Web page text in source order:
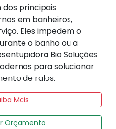
dos principais
em banheiros,
Eles impedem o
o banho ou a
Bio Soluções
para solucionar
de ralos.
Mais
Orçamento